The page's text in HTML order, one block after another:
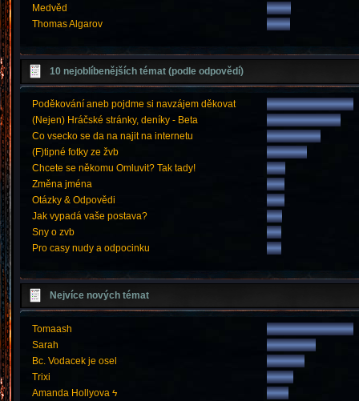
Medvěd
Thomas Algarov
10 nejoblíbenějších témat (podle odpovědí)
Poděkování aneb pojdme si navzájem děkovat
(Nejen) Hráčské stránky, deníky - Beta
Co vsecko se da na najit na internetu
(F)tipné fotky ze žvb
Chcete se někomu Omluvit? Tak tady!
Změna jména
Otázky & Odpovědi
Jak vypadá vaše postava?
Sny o zvb
Pro casy nudy a odpocinku
Nejvíce nových témat
Tomaash
Sarah
Bc. Vodacek je osel
Trixi
Amanda Hollyova ϟ